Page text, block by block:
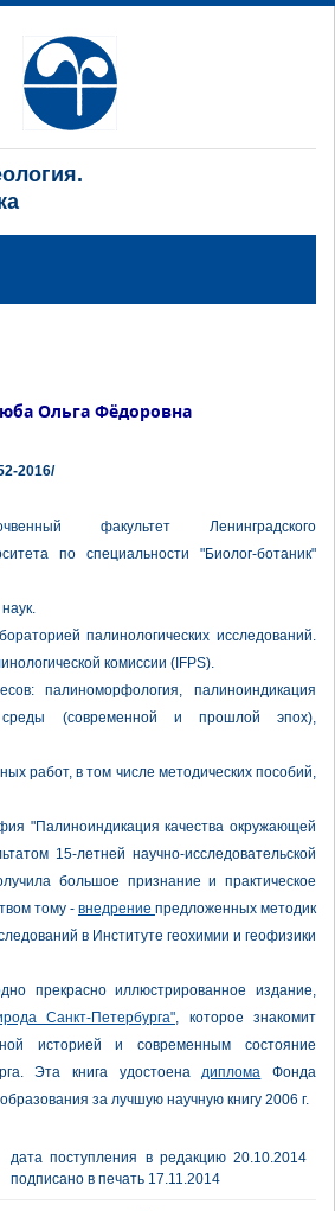
Ольга Фёдоровна
2016/
факультет Ленинградского
по специальности "Биолог-ботаник"
палинологических исследований.
комиссии (IFPS).
палиноморфология, палиноиндикация
среды (современной и прошлой эпох),
работ, в том числе методических пособий,
"Палиноиндикация качества окружающей
15-летней научно-исследовательской
большое признание и практическое
тому - внедрение предложенных методик
в Институте геохимии и геофизики
прекрасно иллюстрированное издание,
Санкт-Петербурга", которое знакомит
историей и современным состояние
Эта книга удостоенадиплома Фонда
за лучшую научную книгу 2006 г.
дата поступления в редакцию 20.10.2014
подписано в печать 17.11.2014